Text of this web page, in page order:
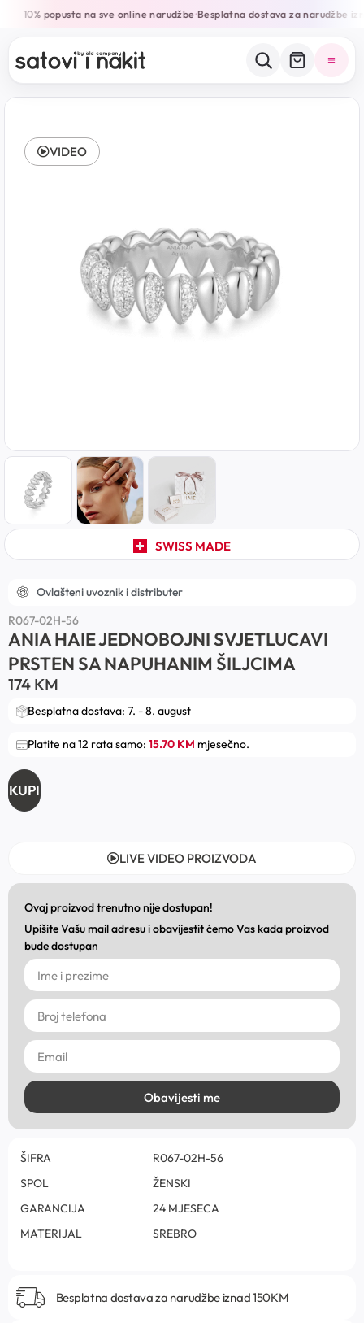
10% popusta na sve online narudžbe•Besplatna dostava za narudžbe
SWISS MADE
VIDEO
Ovlašteni uvoznik i distributer
R067-02H-56
ANIA HAIE JEDNOBOJNI SVJETLUCAVI
PRSTEN SA NAPUHANIM ŠILJCIMA
174 KM
Besplatna dostava: 7. - 8. august
Platite na 12 rata samo: 15.70 KM mjesečno.
KUPI
LIVE VIDEO PROIZVODA
Ovaj proizvod trenutno nije dostupan!
Upišite Vašu mail adresu i obavijestit ćemo Vas kada proizvod
bude dostupan
Obavijesti me
ŠIFRA
R067-02H-56
SPOL
ŽENSKI
GARANCIJA
24 MJESECA
MATERIJAL
SREBRO
Besplatna dostava za narudžbe iznad 150KM